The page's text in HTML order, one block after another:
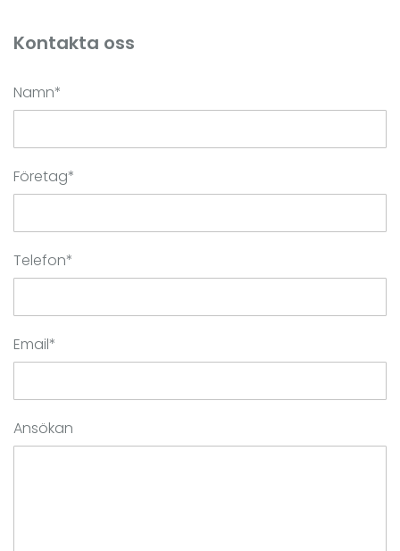
Kontakta oss
Namn*
Företag*
Telefon*
Email*
Ansökan